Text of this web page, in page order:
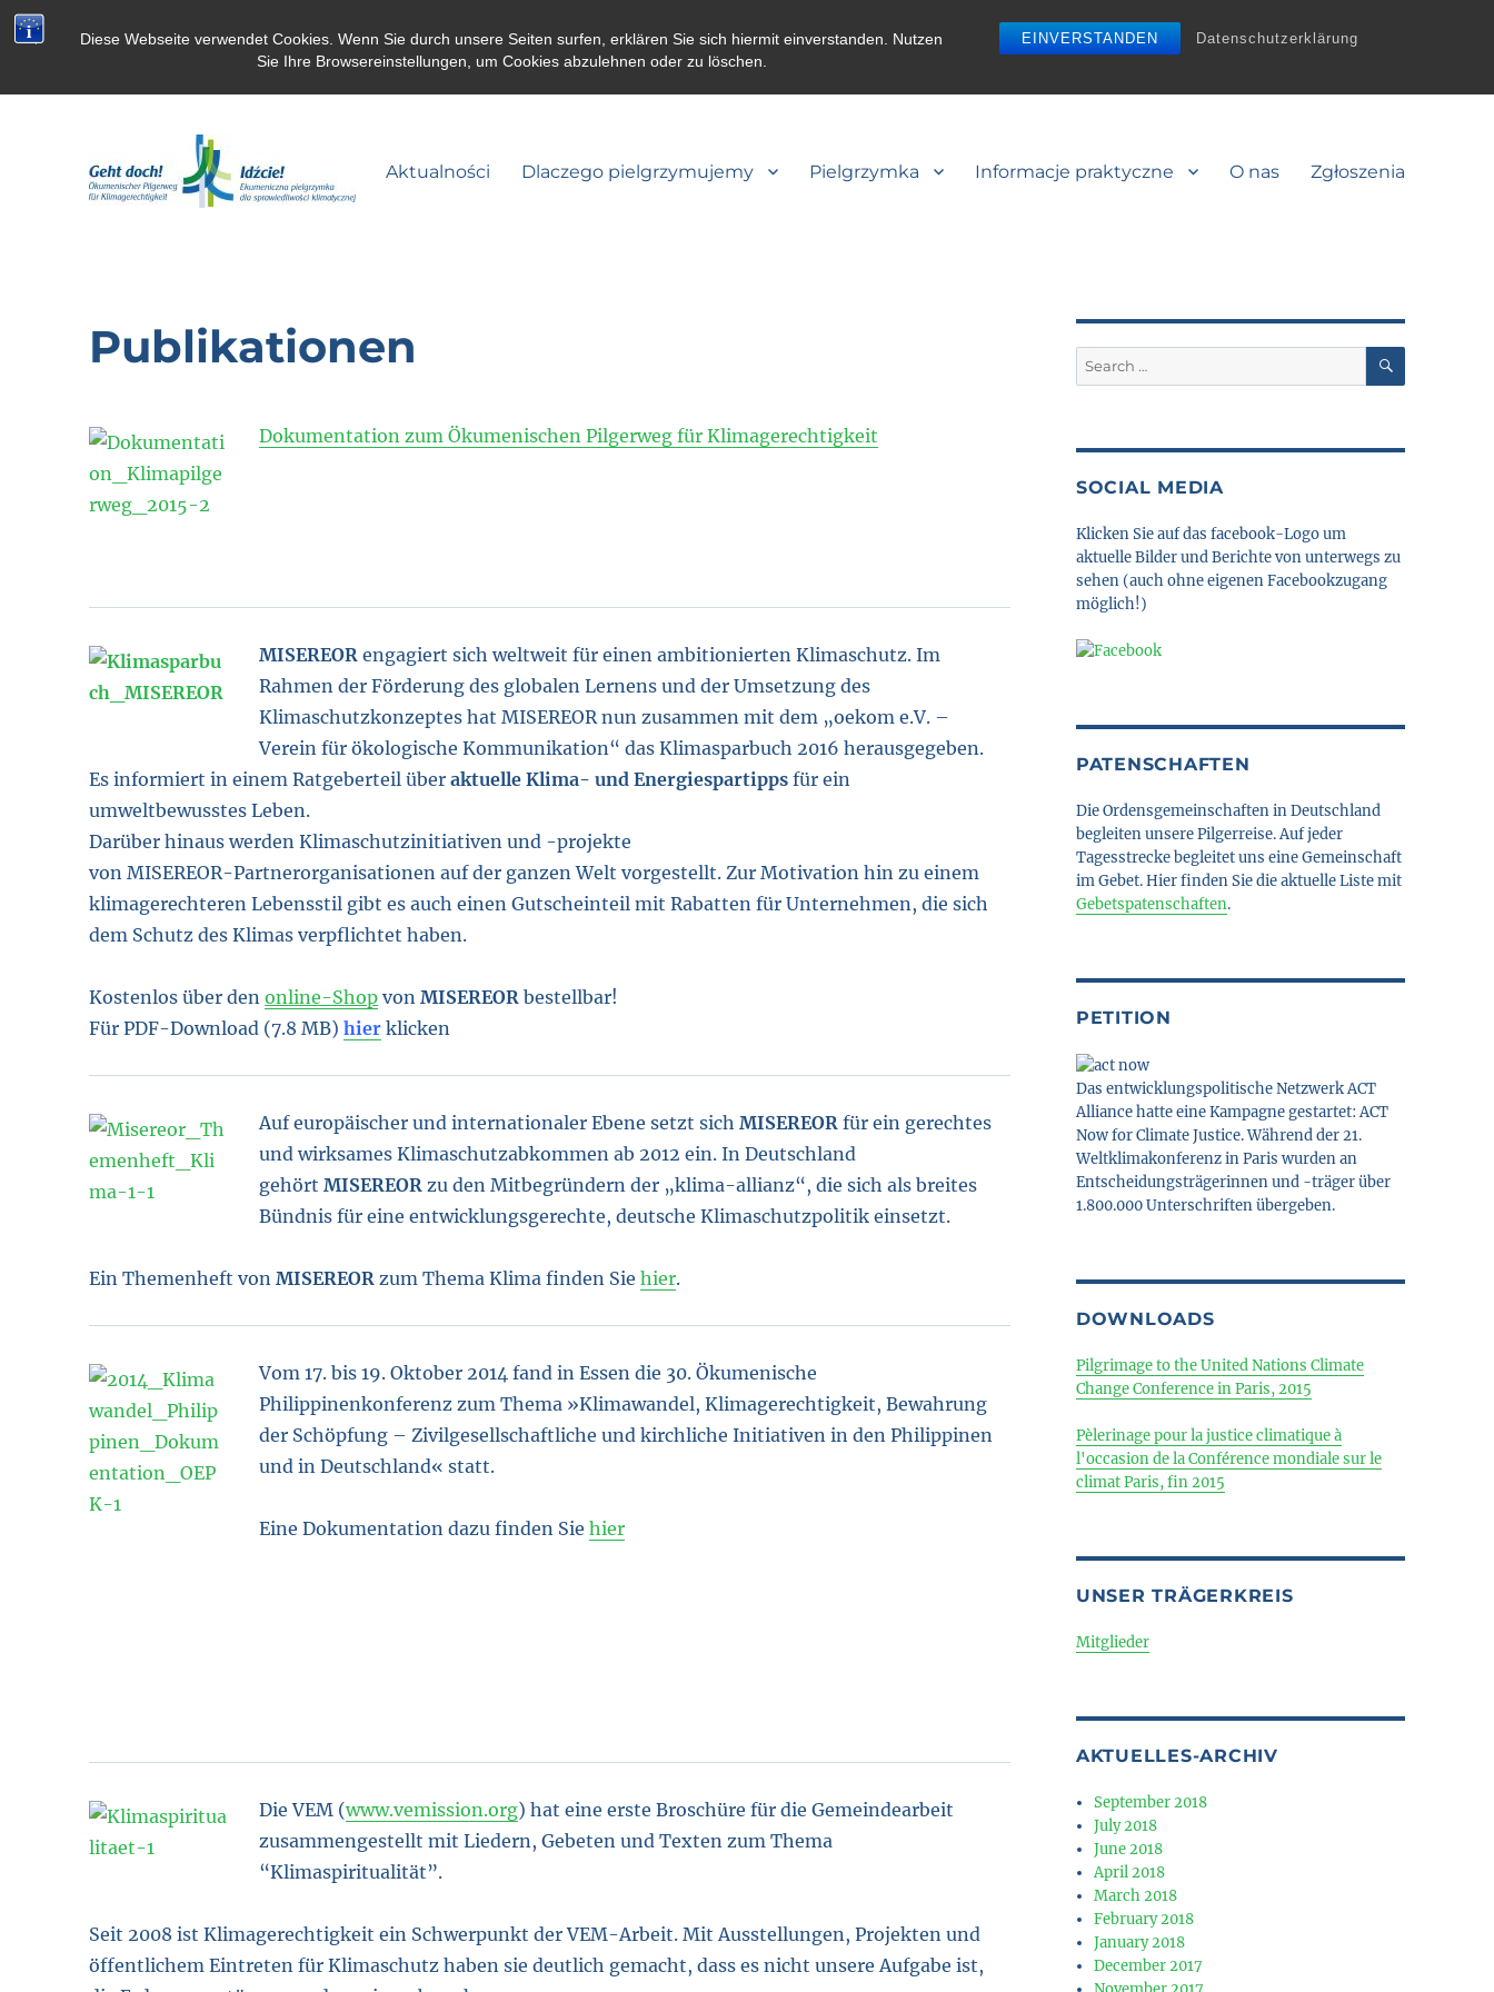
Diese Webseite verwendet Cookies. Wenn Sie durch unsere Seiten surfen, erklären Sie sich hiermit einverstanden. Nutzen
Sie Ihre Browsereinstellungen, um Cookies abzulehnen oder zu löschen.
EINVERSTANDEN Datenschutzerklärung
Aktualności Dlaczego pielgrzymujemy Pielgrzymka Informacje praktyczne O nas Zgłoszenia
Publikationen
Dokumentation zum Ökumenischen Pilgerweg für Klimagerechtigkeit
MISEREOR engagiert sich weltweit für einen ambitionierten Klimaschutz. Im
Rahmen der Förderung des globalen Lernens und der Umsetzung des
Klimaschutzkonzeptes hat MISEREOR nun zusammen mit dem „oekom e.V. –
Verein für ökologische Kommunikation“ das Klimasparbuch 2016 herausgegeben.
Es informiert in einem Ratgeberteil überaktuelle Klima- und Energiespartipps für ein
umweltbewusstes Leben.
Darüber hinaus werden Klimaschutzinitiativen und -projekte
von MISEREOR-Partnerorganisationen auf der ganzen Welt vorgestellt. Zur Motivation hin zu einem
klimagerechteren Lebensstil gibt es auch einen Gutscheinteil mit Rabatten für Unternehmen, die sich
dem Schutz des Klimas verpflichtet haben.
Kostenlos über denonline-Shop vonMISEREOR bestellbar!
Für PDF-Download (7.8 MB)hier klicken
Auf europäischer und internationaler Ebene setzt sichMISEREOR für ein gerechtes
und wirksames Klimaschutzabkommen ab 2012 ein. In Deutschland
gehörtMISEREOR zu den Mitbegründern der „klima-allianz“, die sich als breites
Bündnis für eine entwicklungsgerechte, deutsche Klimaschutzpolitik einsetzt.
Ein Themenheft vonMISEREOR zum Thema Klima finden Siehier.
Vom 17. bis 19. Oktober 2014 fand in Essen die 30. Ökumenische
Philippinenkonferenz zum Thema »Klimawandel, Klimagerechtigkeit, Bewahrung
der Schöpfung – Zivilgesellschaftliche und kirchliche Initiativen in den Philippinen
und in Deutschland« statt.
Eine Dokumentation dazu finden Siehier
Die VEM (www.vemission.org) hat eine erste Broschüre für die Gemeindearbeit
zusammengestellt mit Liedern, Gebeten und Texten zum Thema
“Klimaspiritualität”.
Seit 2008 ist Klimagerechtigkeit ein Schwerpunkt der VEM-Arbeit. Mit Ausstellungen, Projekten und
öffentlichem Eintreten für Klimaschutz haben sie deutlich gemacht, dass es nicht unsere Aufgabe ist,
Search
for:
SEARCH
SOCIAL MEDIA
Klicken Sie auf das facebook-Logo um
aktuelle Bilder und Berichte von unterwegs zu
sehen (auch ohne eigenen Facebookzugang
möglich!)
PATENSCHAFTEN
Die Ordensgemeinschaften in Deutschland
begleiten unsere Pilgerreise. Auf jeder
Tagesstrecke begleitet uns eine Gemeinschaft
im Gebet. Hier finden Sie die aktuelle Liste mit
Gebetspatenschaften.
PETITION
Das entwicklungspolitische Netzwerk ACT
Alliance hatte eine Kampagne gestartet: ACT
Now for Climate Justice. Während der 21.
Weltklimakonferenz in Paris wurden an
Entscheidungsträgerinnen und -träger über
1.800.000 Unterschriften übergeben.
DOWNLOADS
Pilgrimage to the United Nations Climate
Change Conference in Paris, 2015
Pèlerinage pour la justice climatique à
l'occasion de la Conférence mondiale sur le
climat Paris, fin 2015
UNSER TRÄGERKREIS
Mitglieder
AKTUELLES-ARCHIV
September 2018
July 2018
June 2018
April 2018
March 2018
February 2018
January 2018
December 2017